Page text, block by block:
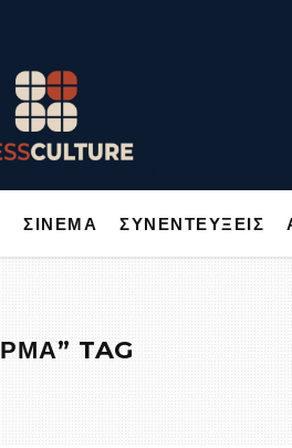
ΣΙΝΕΜΑ ΣΥΝΕΝΤΕΥΞΕΙΣ
TAG